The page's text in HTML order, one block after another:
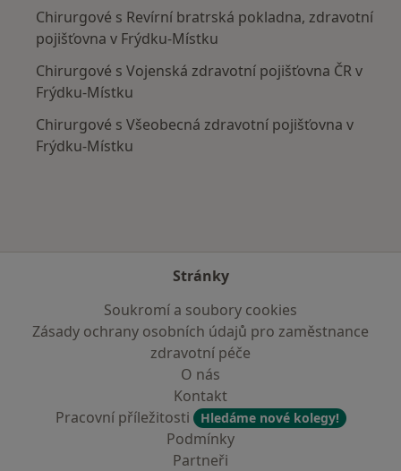
Chirurgové s Revírní bratrská pokladna, zdravotní
pojišťovna v Frýdku-Místku
Chirurgové s Vojenská zdravotní pojišťovna ČR v
Frýdku-Místku
Chirurgové s Všeobecná zdravotní pojišťovna v
Frýdku-Místku
Stránky
Soukromí a soubory cookies
Zásady ochrany osobních údajů pro zaměstnance
zdravotní péče
O nás
Kontakt
Pracovní příležitosti
Hledáme nové kolegy!
Podmínky
Partneři